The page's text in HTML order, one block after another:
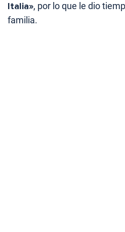
Italia», por lo que le dio
familia.